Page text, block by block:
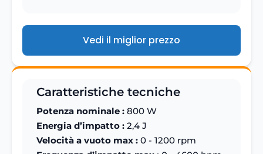
Vedi il miglior prezzo
Caratteristiche tecniche
Potenza nominale : 800 W
Energia d’impatto : 2,4 J
Velocità a vuoto max : 0 - 1200 rpm